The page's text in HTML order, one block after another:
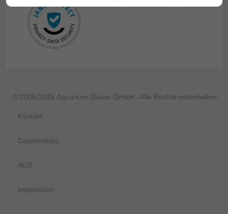
© 2005-2026 Aquarium Glaser GmbH - Alle Rechte vorbehalten.
Kontakt
Datenschutz
AGB
Impressum